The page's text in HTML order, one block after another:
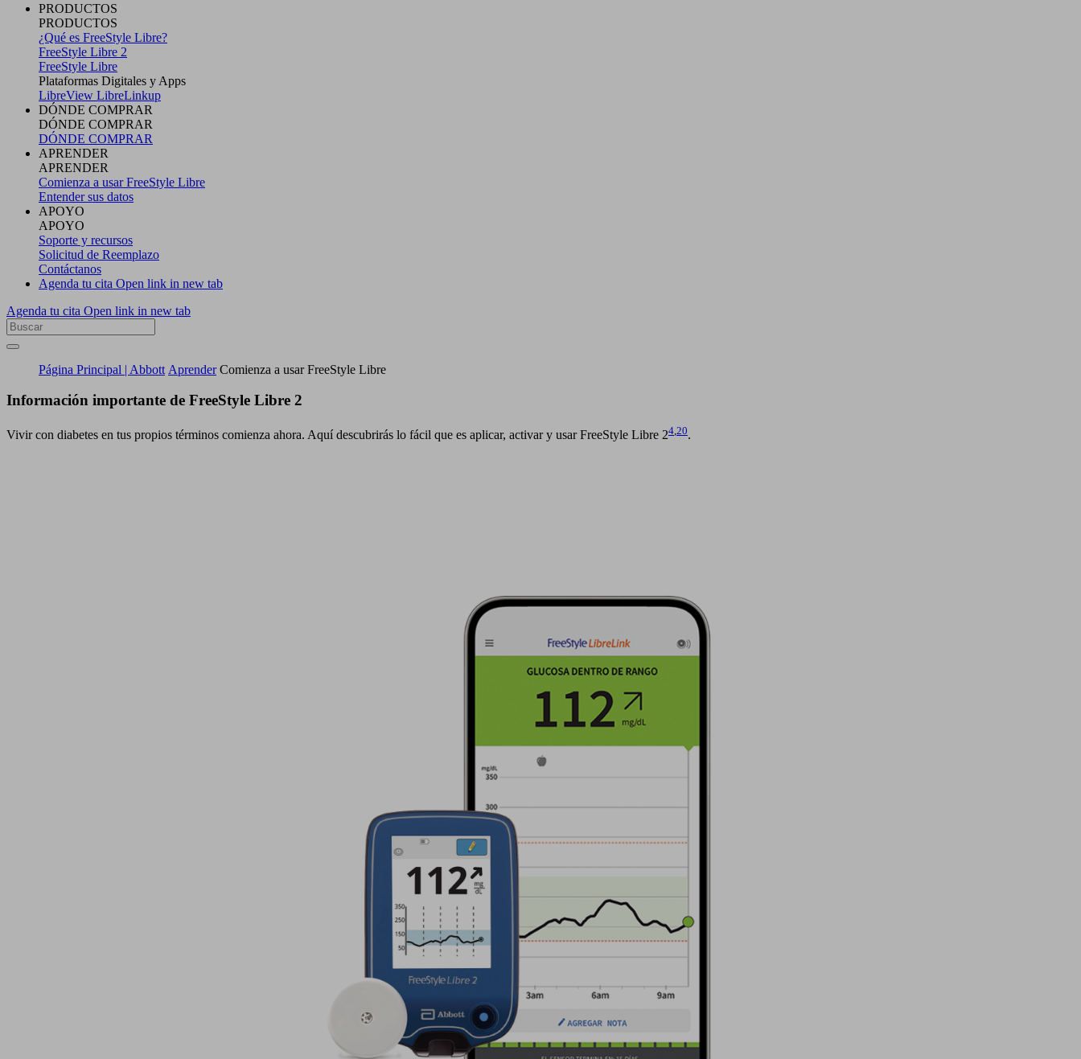
PRODUCTOS
PRODUCTOS
¿Qué es FreeStyle Libre?
FreeStyle Libre 2
FreeStyle Libre
Plataformas Digitales y Apps
LibreView LibreLinkup
DÓNDE COMPRAR
DÓNDE COMPRAR
DÓNDE COMPRAR
APRENDER
APRENDER
Comienza a usar FreeStyle Libre
Entender sus datos
APOYO
APOYO
Soporte y recursos
Solicitud de Reemplazo
Contáctanos
Agenda tu cita Open link in new tab
Agenda tu cita Open link in new tab
Página Principal | Abbott Aprender Comienza a usar FreeStyle Libre
Información importante de FreeStyle Libre 2
Vivir con diabetes en tus propios términos comienza ahora. Aquí descubrirás lo fácil que es aplicar, activar y usar FreeStyle Libre 24 20.